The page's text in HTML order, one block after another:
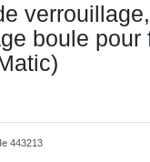
boule pour
443213